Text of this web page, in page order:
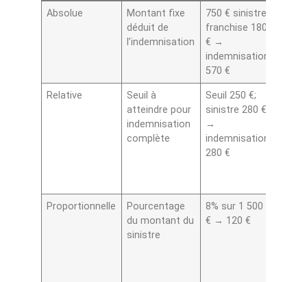
Absolue
Montant fixe
déduit de
l’indemnisation
750 € sinistre;
franchise 180
€ →
indemnisation
570 €
Relative
Seuil à
atteindre pour
indemnisation
complète
Seuil 250 €;
sinistre 280 €
→
indemnisation
280 €
Proportionnelle
Pourcentage
du montant du
sinistre
8% sur 1 500
€ → 120 €